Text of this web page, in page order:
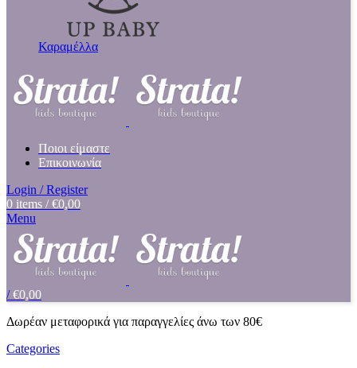
Καραμέλλα
Ποιοι είμαστε
Επικοινωνία
Login / Register
0 items / €0,00
Menu
/ €0,00
Δωρέαν μεταφορικά για παραγγελίες άνω των 80€
Categories